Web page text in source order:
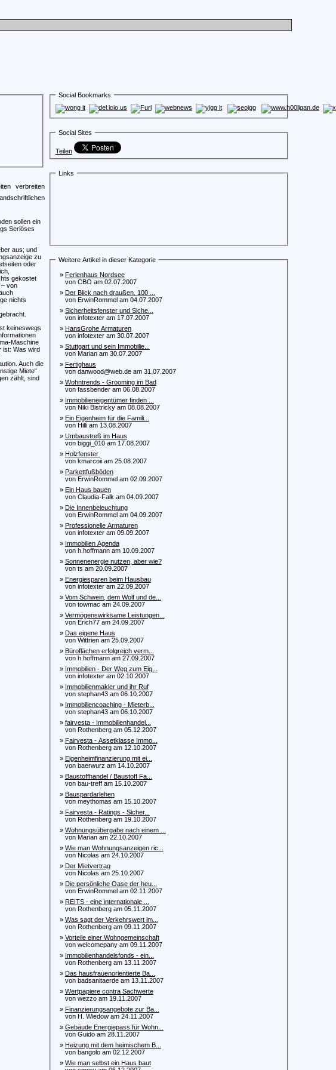
verbreiten
sollen ein
Seriöses
aus; und
zu
oder
gekostet
von
nichts
keineswegs
Maschine
ist: Was wird
Auch die
Miete“
zählt, sind
Social Bookmarks
Social Sites
Teilen
Links
Weitere Artikel in dieser Kategorie
» Ferienhaus Nordsee
von CBO am 02.07.2007
» Der Blick nach draußen. 100 ...
von ErwinRommel am 04.07.2007
» Sicherheitsfenster und Siche...
von infotexter am 17.07.2007
» HansGrohe Armaturen
von infotexter am 30.07.2007
» Stuttgart und sein Immobilie...
von Marian am 30.07.2007
» Fertighaus
von danwood@web.de am 31.07.2007
» Wohntrends - Grooming im Bad
von fassbender am 06.08.2007
» Immobilieneigentümer finden ...
von Niki Bistricky am 08.08.2007
» Ein Eigenheim für die Famili...
von Hilli am 13.08.2007
» Umbaustreß im Haus
von biggi_010 am 17.08.2007
» Holzfenster
von kmarcoii am 25.08.2007
» Parkettfußböden
von ErwinRommel am 02.09.2007
» Ein Haus bauen
von Claudia-Falk am 04.09.2007
» Die Innenbeleuchtung
von ErwinRommel am 04.09.2007
» Professionelle Armaturen
von infotexter am 09.09.2007
» Immobilien Agenda
von h.hoffmann am 10.09.2007
» Sonnenenergie nutzen, aber wie?
von ts am 20.09.2007
» Energiesparen beim Hausbau
von infotexter am 22.09.2007
» Vom Schwein, dem Wolf und de...
von towmac am 24.09.2007
» Vermögenswirksame Leistungen...
von Erich77 am 24.09.2007
» Das eigene Haus
von Wittrien am 25.09.2007
» Büroflächen erfolgreich verm...
von h.hoffmann am 27.09.2007
» Immobilien - Der Weg zum Eig...
von infotexter am 02.10.2007
» Immobilienmakler und ihr Ruf
von stephan43 am 06.10.2007
» Immobiliencoaching - Mieterb...
von stephan43 am 06.10.2007
» fairvesta - Immobilienhandel...
von Rothenberg am 05.12.2007
» Fairvesta - Assetklasse Immo...
von Rothenberg am 12.10.2007
» Eigenheimfinanzierung mit ei...
von baerwurz am 14.10.2007
» Baustoffhandel / Baustoff Fa...
von bau-treff am 15.10.2007
» Bauspardarlehen
von meythomas am 15.10.2007
» Fairvesta - Ratings - Sicher...
von Rothenberg am 19.10.2007
» Wohnungsübergabe nach einem ...
von Marian am 22.10.2007
» Wie man Wohnungsanzeigen ric...
von Nicolas am 24.10.2007
» Der Mietvertrag
von Nicolas am 25.10.2007
» Die persönliche Oase der heu...
von ErwinRommel am 02.11.2007
» REITS - eine internationale ...
von Rothenberg am 05.11.2007
» Was sagt der Verkehrswert im...
von Rothenberg am 09.11.2007
» Vorteile einer Wohngemeinschaft
von welcomepany am 09.11.2007
» Immobilienhandelsfonds - ein...
von Rothenberg am 13.11.2007
» Das hausfrauenorientierte Ba...
von badsanitaerde am 13.11.2007
» Wertpapiere contra Sachwerte
von wezzo am 19.11.2007
» Finanzierungsangebote zur Ba...
von H. Wiedow am 24.11.2007
» Gebäude Energiepass für Wohn...
von Guido am 28.11.2007
» Heizung mit dem heimischem B...
von bangolo am 02.12.2007
» Wie man selbst ein Haus baut